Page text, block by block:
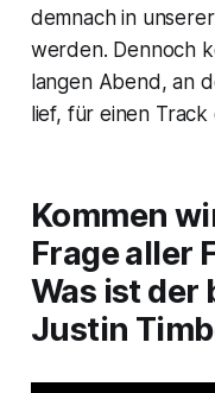
demnach in
werden. Dennoch
langen Abend, an
lief, für einen
Kommen
Frage aller
Was ist der
Justin